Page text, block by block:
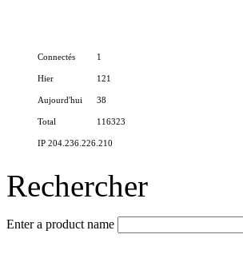
Connectés 1
Hier 121
Aujourd'hui 38
Total 116323
IP 204.236.226.210
Rechercher
Enter a product name